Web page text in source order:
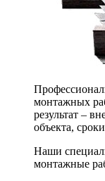
монтажных
результат –
объекта,
Наши
монтажные